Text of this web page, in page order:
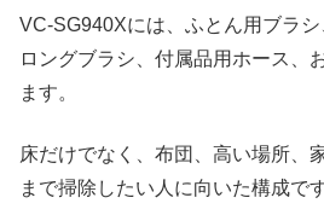
VC-SG940Xには、ふとん用ブラシ
ロングブラシ、付属品用ホース、
ます。
床だけでなく、布団、高い場所、
まで掃除したい人に向いた構成です